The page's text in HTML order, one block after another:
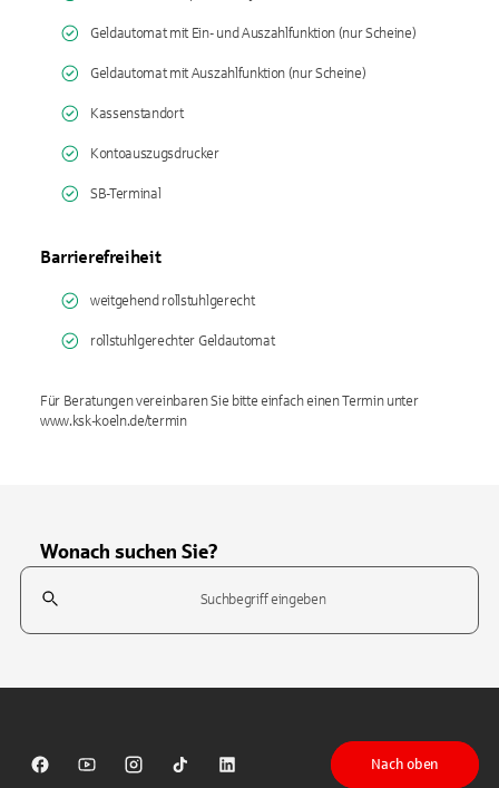
Geldautomat mit Ein- und Auszahlfunktion (nur Scheine)
Geldautomat mit Auszahlfunktion (nur Scheine)
Kassenstandort
Kontoauszugsdrucker
SB-Terminal
Barrierefreiheit
weitgehend rollstuhlgerecht
rollstuhlgerechter Geldautomat
Für Beratungen vereinbaren Sie bitte einfach einen Termin unter
www.ksk-koeln.de/termin
Wonach suchen Sie?
Suchfeld
Sparkasse auf Facebook
Sparkasse auf Youtube
Sparkasse auf Instagram
Sparkasse auf TikTok
Sparkasse auf LinkedIn
Nach oben